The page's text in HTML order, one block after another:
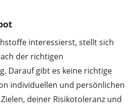
interessierst, stellt sich
der richtigen
Darauf gibt es keine richtige
individuellen und persönlichen
deiner Risikotoleranz und